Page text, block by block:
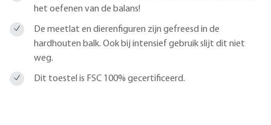
het oefenen van de balans!
De meetlat en dierenfiguren zijn gefreesd in de
hardhouten balk. Ook bij intensief gebruik slijt dit niet
weg.
Dit toestel is FSC 100% gecertificeerd.